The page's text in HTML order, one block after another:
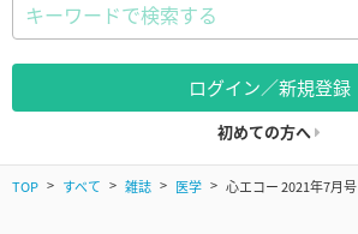
ログイン／新規登録
初めての方へ
TOP すべて 雑誌 医学 心エコー 2021年7月号